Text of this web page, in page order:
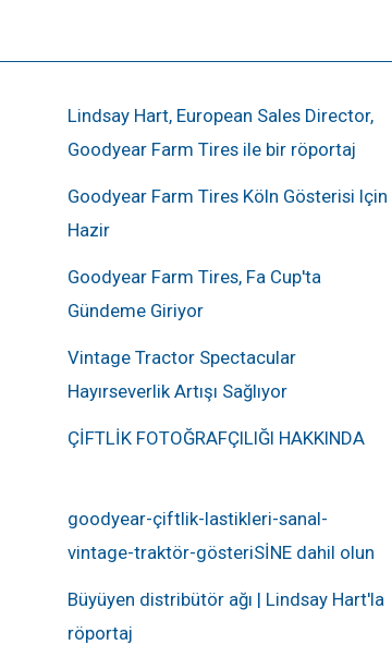
Lindsay Hart, European Sales Director,
Goodyear Farm Tires ile bir röportaj
Goodyear Farm Tires Köln Gösterisi Için
Hazir
Goodyear Farm Tires, Fa Cup'ta
Gündeme Giriyor
Vintage Tractor Spectacular
Hayırseverlik Artışı Sağlıyor
ÇİFTLİK FOTOĞRAFÇILIĞI HAKKINDA
goodyear-çiftlik-lastikleri-sanal-
vintage-traktör-gösteriSİNE dahil olun
Büyüyen distribütör ağı | Lindsay Hart'la
röportaj